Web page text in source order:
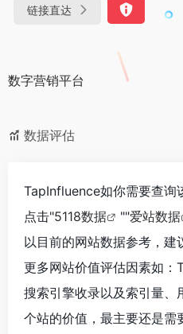
链接直达
数字营销平台
数据评估
TapInfluence如你需要查询
点击"5118数据 ""爱站数据
以目前的网站数据参考，建
更多网站价值评估因素如：
搜索引擎收录以及索引量、
个站的价值，最主要还是需